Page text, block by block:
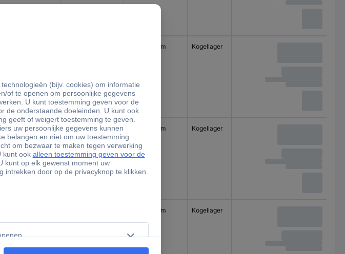
100 x 85 mm Kogellager
125 mm 250 kg 100 x 85 mm Kogellager
100 x 85 mm Kogellager